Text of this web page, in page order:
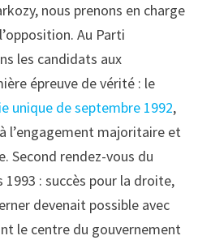
nous prenons en charge
Au Parti
les candidats aux
épreuve de vérité : le
unique de septembre 1992,
l’engagement majoritaire et
Second rendez-vous du
: succès pour la droite,
devenait possible avec
le centre du gouvernement